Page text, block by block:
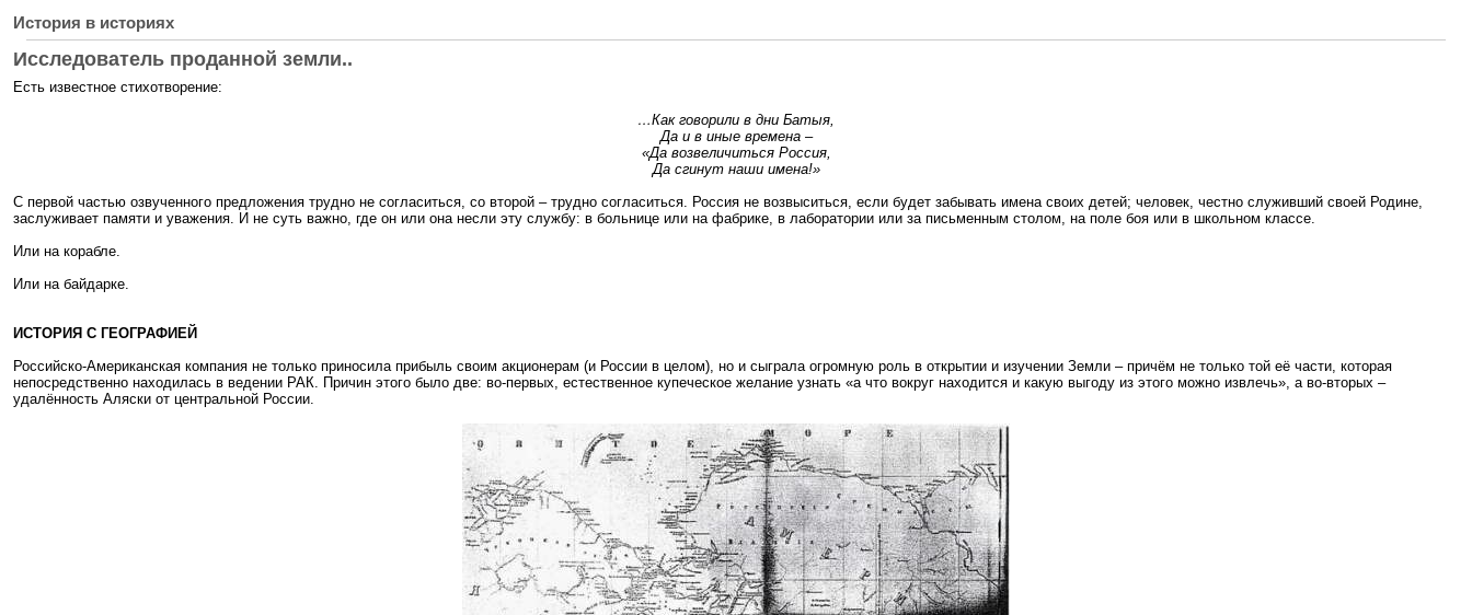
История в историях
Исследователь проданной земли..
Есть известное стихотворение:
…Как говорили в дни Батыя,
Да и в иные времена –
«Да возвеличиться Россия,
Да сгинут наши имена!»
С первой частью озвученного предложения трудно не согласиться, со второй – трудно согласиться. Россия не возвыситься, если будет забывать имена своих детей; человек, честно служивший своей Родине,
заслуживает памяти и уважения. И не суть важно, где он или она несли эту службу: в больнице или на фабрике, в лаборатории или за письменным столом, на поле боя или в школьном классе.
Или на корабле.
Или на байдарке.
ИСТОРИЯ С ГЕОГРАФИЕЙ
Российско-Американская компания не только приносила прибыль своим акционерам (и России в целом), но и сыграла огромную роль в открытии и изучении Земли – причём не только той её части, которая
непосредственно находилась в ведении РАК. Причин этого было две: во-первых, естественное купеческое желание узнать «а что вокруг находится и какую выгоду из этого можно извлечь», а во-вторых –
удалённость Аляски от центральной России.